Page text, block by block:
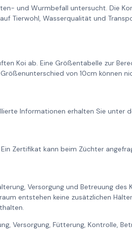
und Wurmbefall untersucht. Die
Tierwohl, Wasserqualität und
Koi ab. Eine Größentabelle zur
von 10cm können
Informationen erhalten Sie unter
Zertifikat kann beim Züchter
Versorgung und Betreuung des
entstehen keine zusätzlichen
Versorgung, Fütterung, Kontrolle,